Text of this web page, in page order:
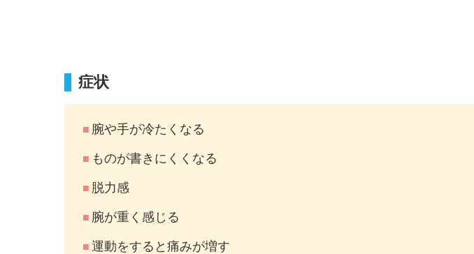
症状
腕や手が冷たくなる
ものが書きにくくなる
脱力感
腕が重く感じる
運動をすると痛みが増す